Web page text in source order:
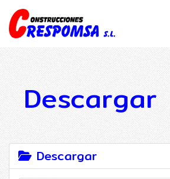
Descargar
Descargar